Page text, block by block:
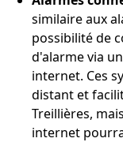
similaire aux
possibilité de
d'alarme via
internet. Ces
distant et
Treillières,
internet